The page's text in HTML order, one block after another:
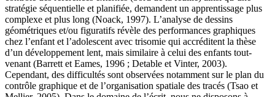
stratégie séquentielle et planifiée, demandent un apprentissage plus
complexe et plus long (Noack, 1997). L’analyse de dessins
géométriques et/ou figuratifs révèle des performances graphiques
chez l’enfant et l’adolescent avec trisomie qui accréditent la thèse
d’un développement lent, mais similaire à celui des enfants tout-
venant (Barrett et Eames, 1996 ; Detable et Vinter, 2003).
Cependant, des difficultés sont observées notamment sur le plan du
contrôle graphique et de l’organisation spatiale des tracés (Tsao et